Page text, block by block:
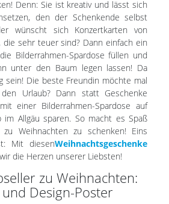
Denn: Sie ist kreativ und lässt sich
den der Schenkende selbst
wünscht sich Konzertkarten von
die sehr teuer sind? Dann einfach ein
Bilderrahmen-Spardose füllen und
unter den Baum legen lassen! Da
sein! Die beste Freundin möchte mal
Urlaub? Dann statt Geschenke
einer Bilderrahmen-Spardose auf
im Allgäu sparen. So macht es Spaß
Weihnachten zu schenken! Eins
Mit diesenWeihnachtsgeschenke
die Herzen unserer Liebsten!
zu Weihnachten:
Design-Poster